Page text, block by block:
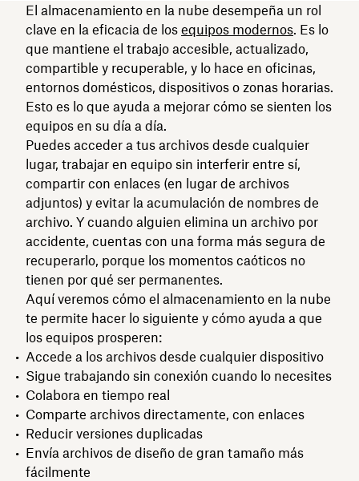
El almacenamiento en la nube desempeña un rol
clave en la eficacia de los equipos modernos. Es lo
que mantiene el trabajo accesible, actualizado,
compartible y recuperable, y lo hace en oficinas,
entornos domésticos, dispositivos o zonas horarias.
Esto es lo que ayuda a mejorar cómo se sienten los
equipos en su día a día.
Puedes acceder a tus archivos desde cualquier
lugar, trabajar en equipo sin interferir entre sí,
compartir con enlaces (en lugar de archivos
adjuntos) y evitar la acumulación de nombres de
archivo. Y cuando alguien elimina un archivo por
accidente, cuentas con una forma más segura de
recuperarlo, porque los momentos caóticos no
tienen por qué ser permanentes.
Aquí veremos cómo el almacenamiento en la nube
te permite hacer lo siguiente y cómo ayuda a que
los equipos prosperen:
Accede a los archivos desde cualquier dispositivo
Sigue trabajando sin conexión cuando lo necesites
Colabora en tiempo real
Comparte archivos directamente, con enlaces
Reducir versiones duplicadas
Envía archivos de diseño de gran tamaño más
fácilmente